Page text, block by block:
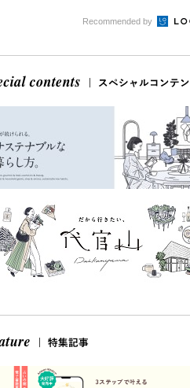
Recommended by